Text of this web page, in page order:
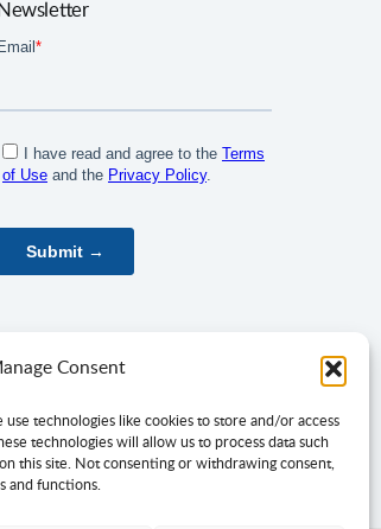
Consent
technologies like cookies to store and/or access
technologies will allow us to process data such
this site. Not consenting or withdrawing consent,
and functions.
Newsletter